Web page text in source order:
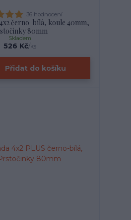
36 hodnocení
černo-bílá, koule 40mm,
80mm
526 Kč/ks
Skladem
Přidat do košíku